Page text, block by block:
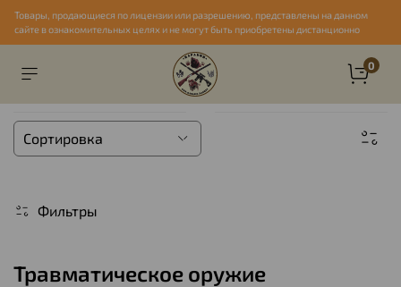
Товары, продающиеся по лицензии или разрешению, представлены на данном
сайте в ознакомительных целях и не могут быть приобретены дистанционно
0
Фильтры
Травматическое оружие